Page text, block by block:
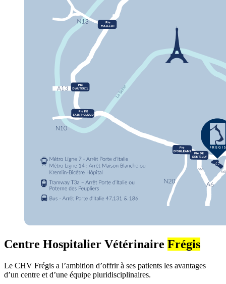
Centre Hospitalier Vétérinaire Frégis
Le CHV Frégis a l’ambition d’offrir à ses patients les avantages
d’un centre et d’une équipe pluridisciplinaires.